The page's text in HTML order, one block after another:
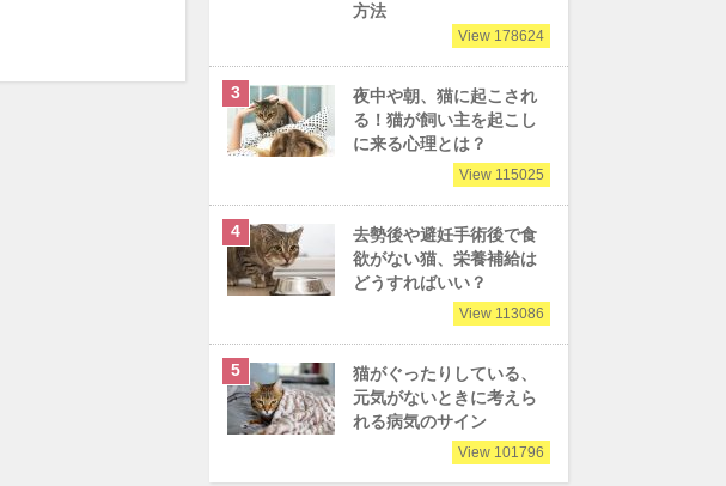
方法
View 178624
夜中や朝、猫に起こされ
る！猫が飼い主を起こし
に来る心理とは？
View 115025
去勢後や避妊手術後で食
欲がない猫、栄養補給は
どうすればいい？
View 113086
猫がぐったりしている、
元気がないときに考えら
れる病気のサイン
View 101796